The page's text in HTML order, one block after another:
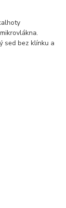
sed bez klínku a